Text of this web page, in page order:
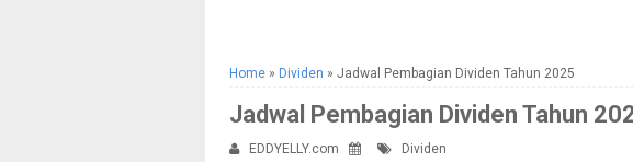
Home » Dividen » Jadwal Pembagian Dividen Tahun 2025
Jadwal Pembagian Dividen Tahun
EDDYELLY.com Dividen